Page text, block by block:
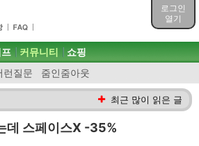
로그인
열기
커뮤니티
런질문 줌인줌아웃
쇼핑
최근 많이 읽은 글
데 스페이스X -35%